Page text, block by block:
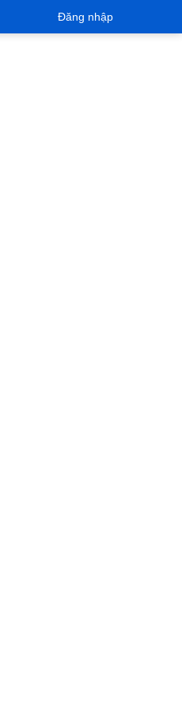
Đăng nhập